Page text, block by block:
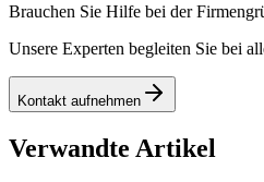
Brauchen Sie Hilfe bei der
Unsere Experten begleiten Sie bei
Kontakt aufnehmen
Verwandte Artikel